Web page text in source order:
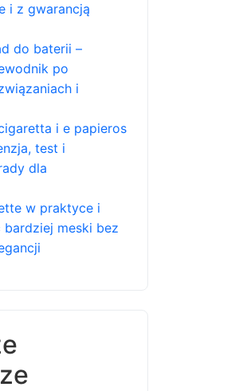
i z gwarancją
do baterii –
po
i
i e papieros
test i
dla
w praktyce i
meski bez